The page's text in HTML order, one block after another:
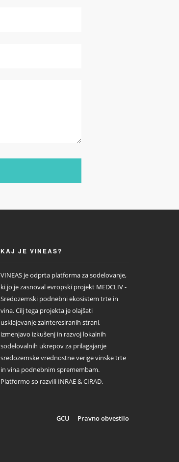
KAJ JE VINEAS?
VINEAS je odprta platforma za sodelovanje,
ki jo je zasnoval evropski projekt MEDCLIV -
Sredozemski podnebni ekosistem trte in
vina. Cilj tega projekta je olajšati
usklajevanje zainteresiranih strani,
izmenjavo izkušenj in razvoj lokalnih
sodelovalnih ukrepov za prilagajanje
sredozemske vrednostne verige vinske trte
in vina podnebnim spremembam.
Platformo so razvili INRAE ​​& CIRAD.
GCU Pravno obvestilo